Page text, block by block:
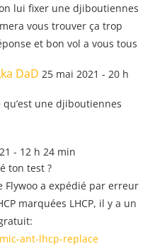
lui fixer une djiboutiennes
vous trouver ça trop
et bon vol a vous tous
DaD 25 mai 2021 - 20 h
qu’est une djiboutiennes
- 12 h 24 min
ton test ?
Flywoo a expédié par erreur
marquées LHCP, il y a un
ant-lhcp-replace